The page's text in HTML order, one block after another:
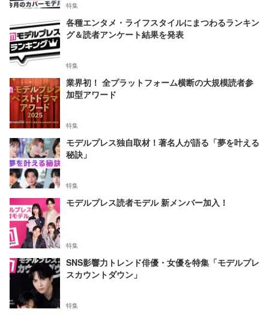
特集
各種エンタメ・ライフスタイルにまつわるランキン
グ＆読者アンケート結果を発表
特集
業界初！ 全プラットフォーム横断の大規模読者参
加型アワード
特集
モデルプレス独自取材！著名人が語る「夢を叶える
秘訣」
特集
モデルプレス読者モデル 新メンバー加入！
特集
SNS影響力トレンド俳優・女優を特集「モデルプレ
スカウントダウン」
特集